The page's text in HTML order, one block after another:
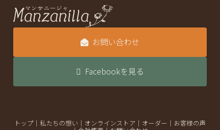
お問い合わせ
Facebookを見る
トップ｜ 私たちの想い オンラインストア オーダー
お客様の声